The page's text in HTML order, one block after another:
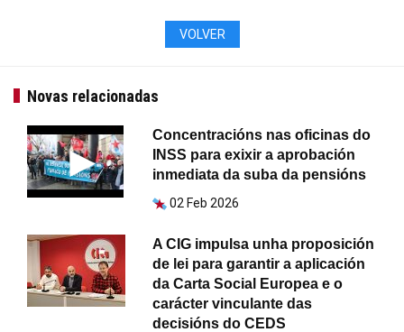
VOLVER
Novas relacionadas
Concentracións nas oficinas do
INSS para exixir a aprobación
inmediata da suba da pensións
02 Feb 2026
A CIG impulsa unha proposición
de lei para garantir a aplicación
da Carta Social Europea e o
carácter vinculante das
decisións do CEDS